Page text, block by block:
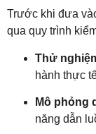
Trước khi đưa
qua quy trình
Thử
hành thực
Mô phỏng
năng dẫn